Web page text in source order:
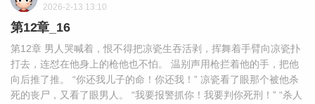
2026-2-13 13:10
第12章_16
第12章 男人哭喊着，恨不得把凉瓷生吞活剥，挥舞着手臂向凉瓷扑
打去，连怼在他身上的枪他也不怕。 温别声用枪拦着他的手，把他
向后推了推。 “你还我儿子的命！你还我！” 凉瓷看了眼那个被他杀
死的丧尸，又看了眼男人。 “我要报警抓你！我要判你死刑！” “杀人